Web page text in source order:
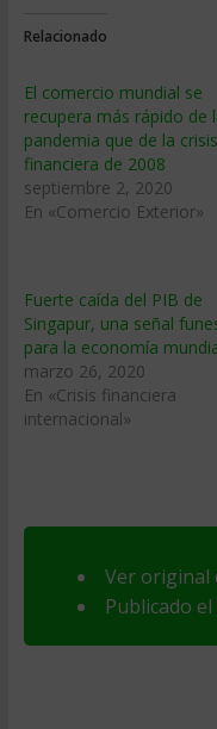
Relacionado
El comercio mundial se
recupera más rápido de
pandemia que de la crisis
financiera de 2008
septiembre 2, 2020
En «Comercio Exterior»
Fuerte caída del PIB de
Singapur, una señal
para la economía
marzo 26, 2020
En «Crisis financiera
internacional»
Ver original
Publicado el